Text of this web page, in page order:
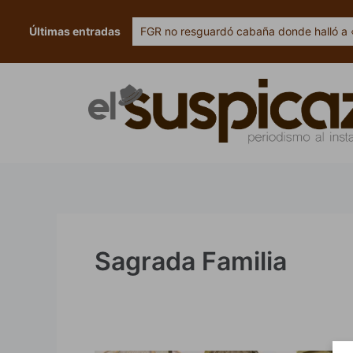
Últimas entradas FGR no resguardó cabaña donde halló
Sagrada Familia